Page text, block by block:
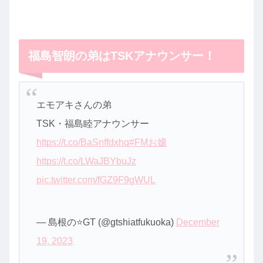
福島智朗の弟はTSKアナウンサー！
エモアキさんの弟
TSK・福島睦アナウンサー
https://t.co/BaSnffdxhq#FMお嬢
https://t.co/LWaJBYbuJz
pic.twitter.com/fGZ9F9gWUL
— 島根の⭐️GT (@gtshiatfukuoka) December
19, 2023